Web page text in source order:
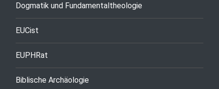
Dogmatik und Fundamentaltheologie
EUCist
EUPHRat
Biblische Archäologie